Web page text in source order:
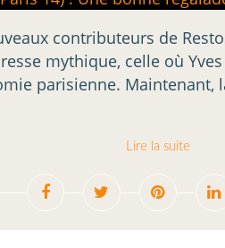
contributeurs de
mythique, celle où
parisienne. Maintenant,
Lire la suite